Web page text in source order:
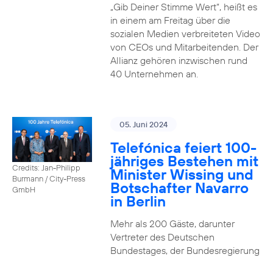
„Gib Deiner Stimme Wert“, heißt es
in einem am Freitag über die
sozialen Medien verbreiteten Video
von CEOs und Mitarbeitenden. Der
Allianz gehören inzwischen rund
40 Unternehmen an.
Credits: Jan-Philipp
Burmann / City-Press
GmbH
05. Juni 2024
Telefónica feiert 100-
jähriges Bestehen mit
Minister Wissing und
Botschafter Navarro
in Berlin
Mehr als 200 Gäste, darunter
Vertreter des Deutschen
Bundestages, der Bundesregierung